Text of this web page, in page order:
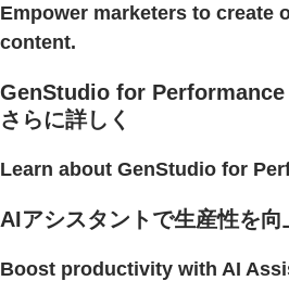
Empower marketers to create
content.
GenStudio for
さらに詳しく
Learn about GenStudio for
AIアシスタントで生産性を向
Boost productivity with AI